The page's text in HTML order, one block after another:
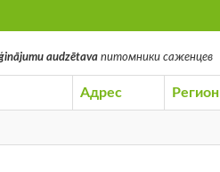
audzētava питомники саженцев
Адрес Регион